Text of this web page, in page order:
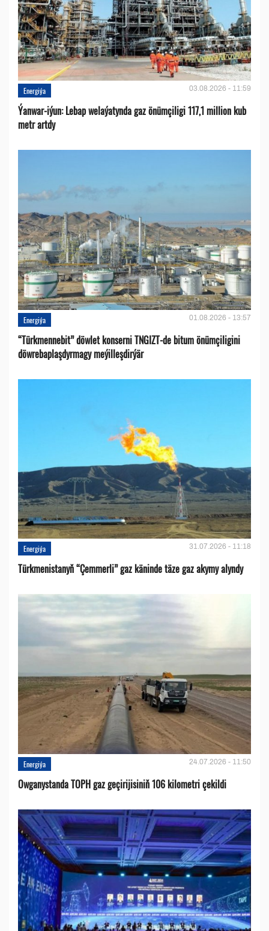
Energiýa 03.08.2026 - 11:59
Ýanwar-iýun: Lebap welaýatynda gaz önümçiligi 117,1 million kub
metr artdy
Energiýa 01.08.2026 - 13:57
“Türkmennebit” döwlet konserni TNGIZT-de bitum önümçiligini
döwrebaplaşdyrmagy meýilleşdirýär
Energiýa 31.07.2026 - 11:18
Türkmenistanyň “Çemmerli” gaz käninde täze gaz akymy alyndy
Energiýa 24.07.2026 - 11:50
Owganystanda TOPH gaz geçirijisiniň 106 kilometri çekildi